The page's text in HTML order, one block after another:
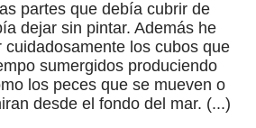
partes que debía cubrir de
dejar sin pintar. Además he
cuidadosamente los cubos que
sumergidos produciendo
los peces que se mueven o
desde el fondo del mar. (...)